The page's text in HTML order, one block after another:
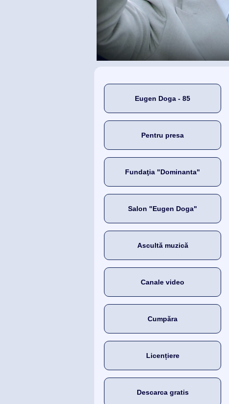
Eugen Doga - 85
Pentru presa
Fundaţia "Dominanta"
Salon "Eugen Doga"
Ascultă muzică
Canale video
Cumpăra
Licențiere
Descarca gratis